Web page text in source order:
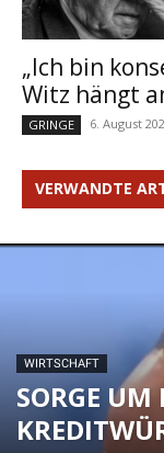
„Ich bin
Witz hängt
GRINGE 6. August
VERWANDTE
WIRTSCHAFT
SORGE UM